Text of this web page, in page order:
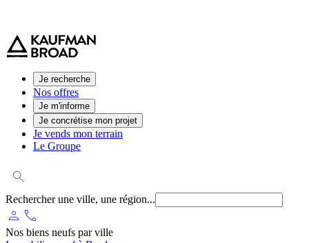
Je recherche
Nos offres
Je m'informe
Je concrétise mon projet
Je vends mon terrain
Le Groupe
Rechercher une ville, une région...
person phone
Nos biens neufs par ville